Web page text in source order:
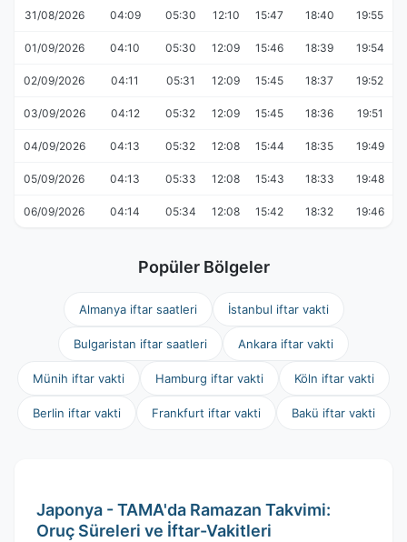
31/08/2026 04:09 05:30 12:10 15:47 18:40 19:55
01/09/2026 04:10 05:30 12:09 15:46 18:39 19:54
02/09/2026 04:11 05:31 12:09 15:45 18:37 19:52
03/09/2026 04:12 05:32 12:09 15:45 18:36 19:51
04/09/2026 04:13 05:32 12:08 15:44 18:35 19:49
05/09/2026 04:13 05:33 12:08 15:43 18:33 19:48
06/09/2026 04:14 05:34 12:08 15:42 18:32 19:46
Popüler Bölgeler
Almanya iftar saatleri İstanbul iftar vakti
Bulgaristan iftar saatleri Ankara iftar vakti
Münih iftar vakti Hamburg iftar vakti Köln iftar vakti
Berlin iftar vakti Frankfurt iftar vakti Bakü iftar vakti
Japonya - TAMA'da Ramazan Takvimi:
Oruç Süreleri ve İftar-Vakitleri